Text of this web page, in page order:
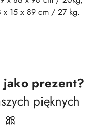
x 15 x 89 cm / 27 kg.
prezent?
pięknych
🎀